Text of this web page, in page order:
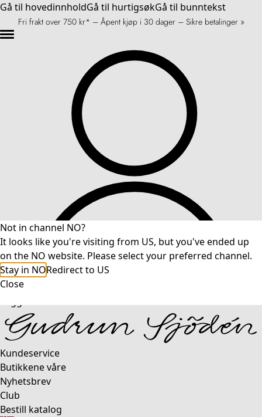
Gå til hovedinnholdGå til hurtigsøkGå til bunntekst
Fri frakt over 750 kr* – Åpent kjøp i 30 dager – Sikre betalinger »
Kundeservice
Butikkene våre
Nyhetsbrev
Club
Bestill katalog
Not in channel NO?
It looks like you're visiting from US, but you've ended up
on the NO website. Please select your preferred channel.
Stay in NORedirect to US
Close